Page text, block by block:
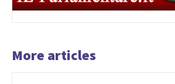
More articles